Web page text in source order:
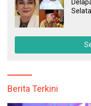
Berita Terkini